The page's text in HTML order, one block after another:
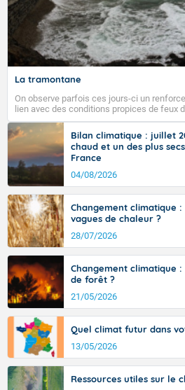
La tramontane
On observe parfois ces jours-ci un
lien avec des conditions propices de feux
tramontane ? Quelles sont ses
vent turbulent soufflant de secteur nord-
ouest, dans un secteur qui part du
l’ouest de l’Hérault. L’étymologie de ce
signifiant au-delà des monts, en allusion
d’où provient ce vent.
Bilan climatique : juillet
chaud et un des plus
France
04/08/2026
Changement climatique
vagues de chaleur ?
28/07/2026
Changement climatique
de forêt ?
21/05/2026
Quel climat futur dans
13/05/2026
Ressources utiles sur le